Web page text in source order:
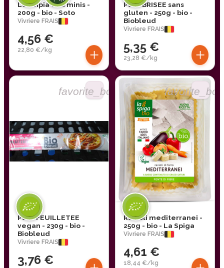
Loempia thai minis -
200g - bio - Soto
Vivriere FRAIS
4,56 €
22,80 €/kg +
Pâte BRISEE sans
gluten - 250g - bio -
Biobleud
Vivriere FRAIS
5,35 €
23,28 €/kg +
favorite_border
Pâte FEUILLETEE
vegan - 230g - bio -
Biobleud
Vivriere FRAIS
3,76 €
Ravioli mediterranei -
250g - bio - La Spiga
Vivriere FRAIS
4,61 €
18,44 €/kg